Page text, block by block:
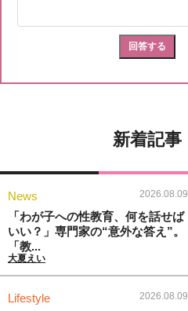
新着記事
News 2026.08.09
「わが子への性教育、何を話せば
いい？」専門家の“意外な答え”。
「教...
大夏えい
Lifestyle 2026.08.09